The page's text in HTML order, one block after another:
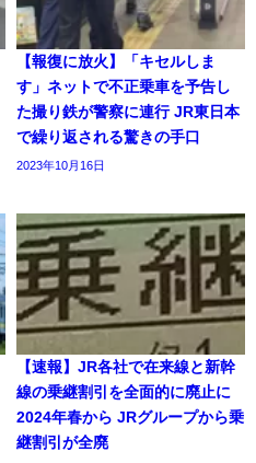
【報復に放火】「キセルしま
す」ネットで不正乗車を予告し
た撮り鉄が警察に連行 JR東日本
で繰り返される驚きの手口
2023年10月16日
【速報】JR各社で在来線と新幹
線の乗継割引を全面的に廃止に
2024年春から JRグループから乗
継割引が全廃